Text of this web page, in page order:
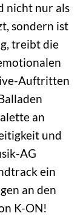
nicht nur als
sondern ist
treibt die
Auftritten
an
und
AG
ein
an den
K-ON!